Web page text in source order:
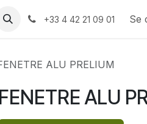
Contactez-nous
+33 4 42 21 09 01 Se
ALU PRELIUM
FENETRE ALU